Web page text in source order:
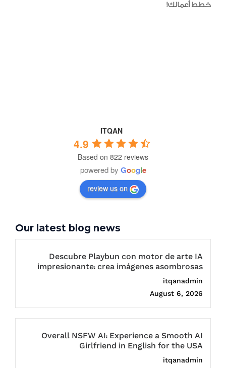
خطط أعمالك!
ITQAN
4.9
Based on 822 reviews
powered by Google
review us on
Our latest blog news
Descubre Playbun con motor de arte IA
impresionante: crea imágenes asombrosas
itqanadmin
August 6, 2026
Overall NSFW AI: Experience a Smooth AI
Girlfriend in English for the USA
itqanadmin